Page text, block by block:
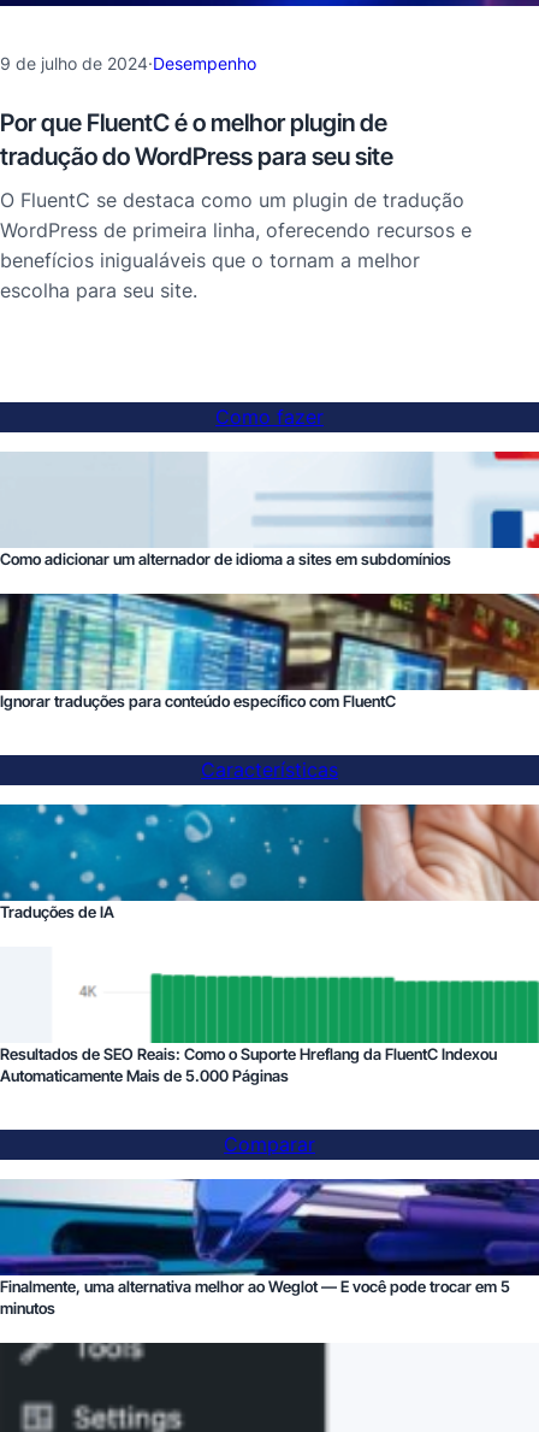
9 de julho de 2024·Desempenho
Por que FluentC é o melhor plugin de
tradução do WordPress para seu site
O FluentC se destaca como um plugin de tradução
WordPress de primeira linha, oferecendo recursos e
benefícios inigualáveis que o tornam a melhor
escolha para seu site.
Como fazer
Como adicionar um alternador de idioma a sites em subdomínios
Ignorar traduções para conteúdo específico com FluentC
Características
Traduções de IA
Resultados de SEO Reais: Como o Suporte Hreflang da FluentC Indexou
Automaticamente Mais de 5.000 Páginas
Comparar
Finalmente, uma alternativa melhor ao Weglot — E você pode trocar em 5
minutos